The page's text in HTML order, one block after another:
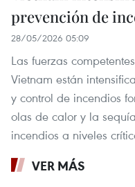
prevención de
28/05/2026 05:09
Las fuerzas
Vietnam están
y control de incendios
olas de calor y la
incendios a niveles
VER MÁS